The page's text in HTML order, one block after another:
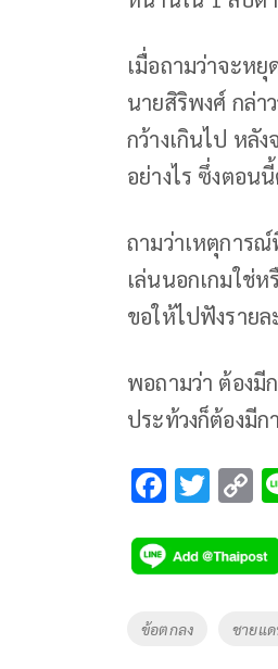
เมื่อถามว่าจะห
นายสิริพงศ์ กล่
กว้างเกินไป หลั
อย่างไร ซึ่งตอน
ถามว่าเหตุการ
เล่นนอกเกมใช่
ขอให้ไปฟังราย
พอถามว่า ต้องมี
ประท้วงก็ต้องมี
F
e
b
o
T
tt
er
C
p
y
Tags
ข้อตกลง ชายแ